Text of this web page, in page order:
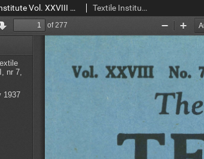
The Journal of the Textile Institute Vol. XXVIII No. 7 (1937) Textile Institute